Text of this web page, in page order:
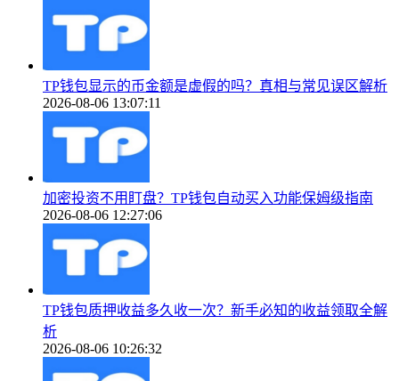
TP钱包显示的币金额是虚假的吗？真相与常见误区解析
2026-08-06 13:07:11
加密投资不用盯盘？TP钱包自动买入功能保姆级指南
2026-08-06 12:27:06
TP钱包质押收益多久收一次？新手必知的收益领取全解
析
2026-08-06 10:26:32